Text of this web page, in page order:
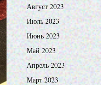
Август 2023
Июль 2023
Июнь 2023
Май 2023
Апрель 2023
Март 2023